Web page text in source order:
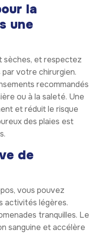
la
une
sèches, et respectez
votre chirurgien.
recommandés
ou à la saleté. Une
et réduit le risque
des plaies est
de
vous pouvez
activités légères.
tranquilles. Le
sanguine et accélère